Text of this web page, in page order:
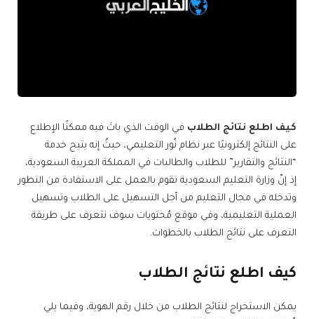
كيف اطلع نتائج الطلاب في الوقت الذي باتَ فيه ممكنًا الإطلاع
على النتائج إلكترونيًا عبر نظام نُور التعليمي، حيثُ إنه يتيح خدمة
“النتائج والتقارير” للطلاب والطالبات في المملكة العربية السعودية،
إذ إنّ وزارة التعليم السعودية تقوم بالعمل على الاستفادة من التطور
وتدخله في مجال التعليم من أجل التسهيل على الطلاب وتسهيل
العملية التعليمية، وفي موقع مُحتويات سوف نتعرف على طريقة
التعرف على نتائج الطلاب بالخطوات.
كيف اطلع نتائج الطلاب
يمكن الاستخراج لنتائج الطلاب من خلال رقم الهوية، وفيما يلي